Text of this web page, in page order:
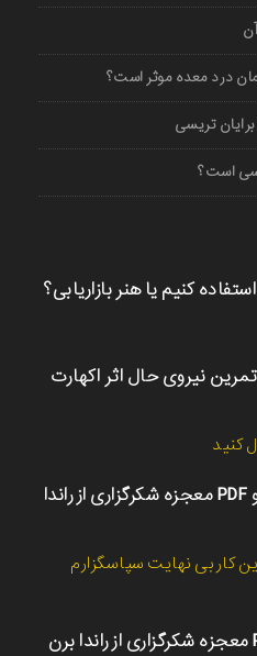
درد معده موثر است؟
است؟
کنیم یا هنر بازاریابی؟
کتاب صوتی و PDF تمرین نیروی حال اثر اکهارت
کنید
کتاب صوتی و PDF معجزه شکرگزاری از راندا
کار بی نهایت سپاسگزارم